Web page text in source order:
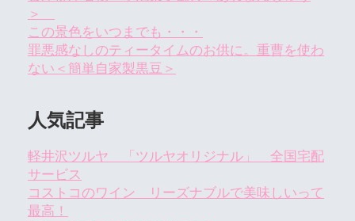
＞
この景色をいつまでも・・・
罪悪感なしのティータイムのお供に。重曹を使わ
ない＜簡単自家製黒豆＞
人気記事
軽井沢ツルヤ 「ツルヤオリジナル」 全国宅配
サービス
コストコのワイン リーズナブルで美味しいって
最高！